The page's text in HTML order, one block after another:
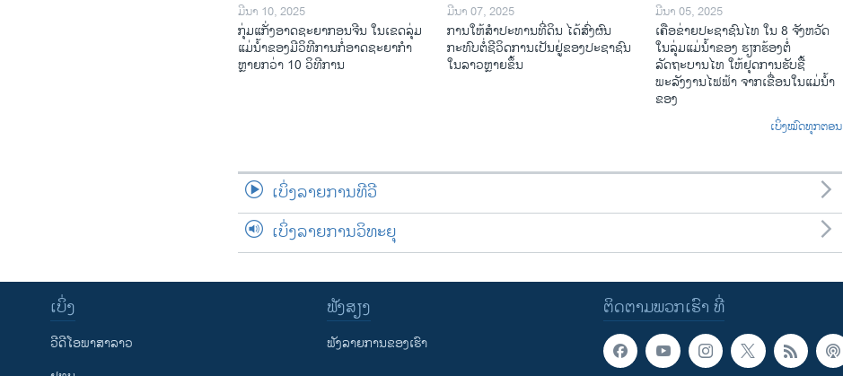
ມີນາ 10, 2025
ກຸ່ມແກັ່ງອາດຊະຍາກອນຈີນ ໃນເຂດລຸ່ມ
ແມ່ນໍ້າຂອງມີວິທີການກໍ່ອາດຊະຍາກຳ
ຫຼາຍກວ່າ 10 ວິທີການ
ມີນາ 07, 2025
ການໃຫ້ສໍາປະທານທີ່ດິນ ໄດ້ສົ່ງຜົນ
ກະທົບຕໍ່ຊີວິດການເປັນຢູ່ຂອງປະຊາຊົນ
ໃນລາວຫຼາຍຂຶ້ນ
ມີນາ 05, 2025
ເຄືອ​ຂ່າຍ​ປະຊາຊົນໄທ​ ໃນ 8 ຈັງຫວັດ
ໃນ​ລຸ່ມ​ແມ່​ນ້ຳ​ຂອງ ຮຽກຮ້ອງຕໍ່
ລັດຖະບານໄທ ໃຫ້ຢຸດການຮັບຊື້
ພະລັງງານໄຟຟ້າ ຈາກເຂື່ອນໃນແມ່ນ້ຳ
ຂອງ
ເບິ່ງໝົດທຸກຕອນ
ເບິ່ງລາຍການທີວີ
ເບິ່ງລາຍການວິທະຍຸ
ຕິດຕາມພວກເຮົາ ທີ່
ເບິ່ງ
ວີດີໂອພາສາລາວ
ຟັງສຽງ
ຟັງລາຍການຂອງເຮົາ